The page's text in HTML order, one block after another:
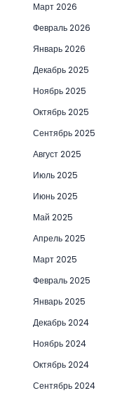
Март 2026
Февраль 2026
Январь 2026
Декабрь 2025
Ноябрь 2025
Октябрь 2025
Сентябрь 2025
Август 2025
Июль 2025
Июнь 2025
Май 2025
Апрель 2025
Март 2025
Февраль 2025
Январь 2025
Декабрь 2024
Ноябрь 2024
Октябрь 2024
Сентябрь 2024